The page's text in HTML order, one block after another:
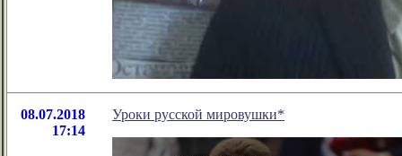
08.07.2018
17:14
Уроки русской мировушки*